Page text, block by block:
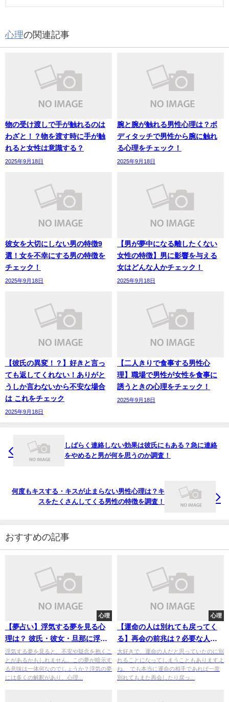
心理の関連記事
物の受け渡しで手が触れるのは
わざと！？物を渡す時に手が触
れると女性は意識する？
2025年9月18日
腕と腕が触れる男性心理は？ボ
ディタッチで男性から腕に触れ
る心理をチェック！
2025年9月18日
彼女を大切にしない男の特徴9
選！女を不幸にする男の特徴を
チェック！
2025年9月18日
【男が夢中になる離したくない
女性の特徴】男に影響を与える
女はどんな人かチェック！
2025年9月18日
【彼氏の異変！？】好きと言っ
ても返してくれない！ありがと
うしか言わないから不安な場合
は これをチェック
2025年9月18日
【二人きりで食事する男性心
理】職場で男性が女性を食事に
誘うときの心理をチェック！
2025年9月18日
しばらく連絡しない効果は彼氏にもある？急に連絡
をやめると男が何を思うのか調査！
何度もキスする・キスが止まらない男性心理は？キ
スをたくさんしてくる男性の特徴を調査！
おすすめの記事
心理
【夢占い】浮気する夢を見る心
理は？ 彼氏・彼女・旦那に浮気
される、バレるケースなどを解
説
浮気する夢を見ると、不安や疑念を抱くこ
とがあるかもしれません。この夢が暗示す
る意味は一体何なのでしょうか？浮気の夢
には多くの解釈があり、心理...
心理
【運命の人は別れても戻ってく
る】再会の前兆は？必要な人は
戻ってくるか調査！
大好きで、運命の人だと思っていたのに別
れることになってしまうこともありますよ
ね。 でも本当に運命の相手であれば一度
別れてもまた再会したり戻っ...